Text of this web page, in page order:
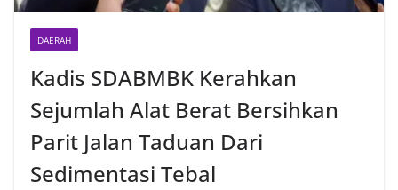
DAERAH
Kadis SDABMBK Kerahkan
Sejumlah Alat Berat Bersihkan
Parit Jalan Taduan Dari
Sedimentasi Tebal